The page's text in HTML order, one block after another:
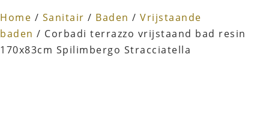
Home / Sanitair / Baden / Vrijstaande
baden / Corbadi terrazzo vrijstaand bad resin
170x83cm Spilimbergo Stracciatella